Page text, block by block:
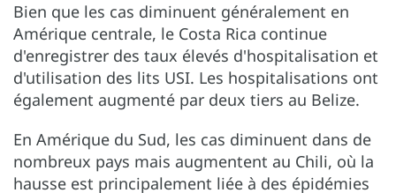
Bien que les cas diminuent généralement en
Amérique centrale, le Costa Rica continue
d'enregistrer des taux élevés d'hospitalisation et
d'utilisation des lits USI. Les hospitalisations ont
également augmenté par deux tiers au Belize.
En Amérique du Sud, les cas diminuent dans de
nombreux pays mais augmentent au Chili, où la
hausse est principalement liée à des épidémies